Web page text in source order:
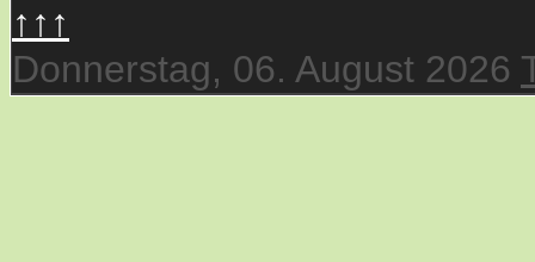
↑↑↑
Donnerstag, 06. August 2026